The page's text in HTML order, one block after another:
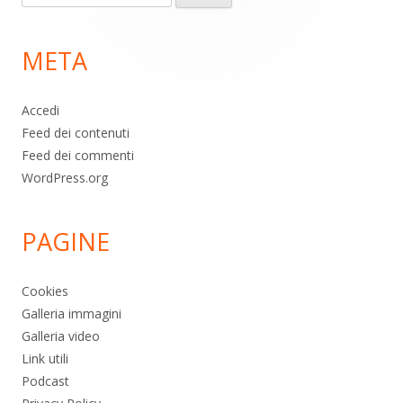
pagina
per:
META
Accedi
Feed dei contenuti
Feed dei commenti
WordPress.org
PAGINE
Cookies
Galleria immagini
Galleria video
Link utili
Podcast